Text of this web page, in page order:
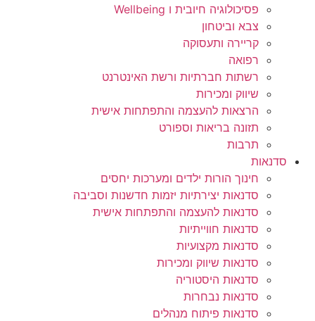
פסיכולוגיה חיובית ו Wellbeing
צבא וביטחון
קריירה ותעסוקה
רפואה
רשתות חברתיות ורשת האינטרנט
שיווק ומכירות
הרצאות להעצמה והתפתחות אישית
תזונה בריאות וספורט
תרבות
סדנאות
חינוך הורות ילדים ומערכות יחסים
סדנאות יצירתיות יזמות חדשנות וסביבה
סדנאות להעצמה והתפתחות אישית
סדנאות חווייתיות
סדנאות מקצועיות
סדנאות שיווק ומכירות
סדנאות היסטוריה
סדנאות נבחרות
סדנאות פיתוח מנהלים